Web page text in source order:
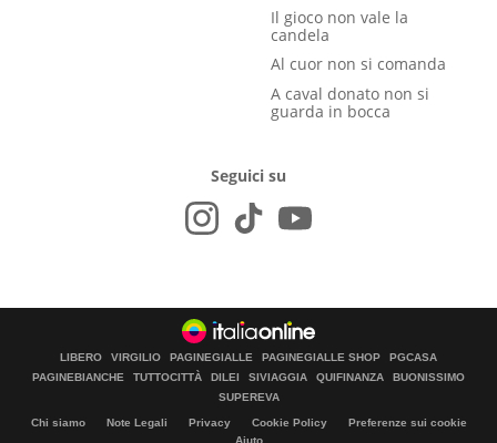
Il gioco non vale la
candela
Al cuor non si comanda
A caval donato non si
guarda in bocca
Seguici su
LIBERO VIRGILIO PAGINEGIALLE PAGINEGIALLE SHOP
PGCASA
PAGINEBIANCHE
TUTTOCITTÀ DILEI SIVIAGGIA QUIFINANZA
BUONISSIMO
SUPEREVA
Chi siamo Note Legali Privacy Cookie Policy
Preferenze sui cookie